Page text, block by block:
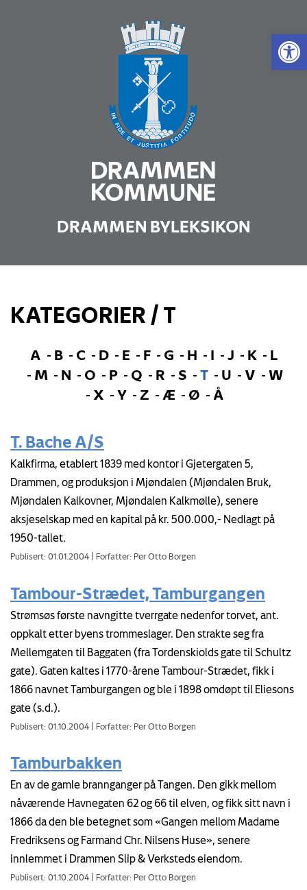
Vis
DRAMMEN BYLEKSIKON
KATEGORIER / T
A B C D E F G H I J K
L
M
N O P Q R S T U V
W
X
Y Z Æ Ø Å
T. Bache A/S
Kalkfirma, etablert 1839 med kontor i Gjetergaten 5,
Drammen, og produksjon i Mjøndalen (Mjøndalen Bruk,
Mjøndalen Kalkovner, Mjøndalen Kalkmølle), senere
aksjeselskap med en kapital på kr. 500.000,- Nedlagt på
1950-tallet.
Publisert: 01.01.2004 Forfatter: Per Otto Borgen
Tambour-Strædet, Tamburgangen
Strømsøs første navngitte tverrgate nedenfor torvet, ant.
oppkalt etter byens trommeslager. Den strakte seg fra
Mellemgaten til Baggaten (fra Tordenskiolds gate til Schultz
gate). Gaten kaltes i 1770-årene Tambour-Strædet, fikk i
1866 navnet Tamburgangen og ble i 1898 omdøpt til Eliesons
gate (s.d.).
Publisert: 01.10.2004 Forfatter: Per Otto Borgen
Tamburbakken
En av de gamle brannganger på Tangen. Den gikk mellom
nåværende Havnegaten 62 og 66 til elven, og fikk sitt navn i
1866 da den ble betegnet som «Gangen mellom Madame
Fredriksens og Farmand Chr. Nilsens Huse», senere
innlemmet i Drammen Slip & Verksteds eiendom.
Publisert: 01.10.2004 Forfatter: Per Otto Borgen